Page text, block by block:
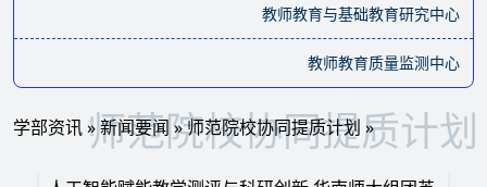
教师教育与基础教育研究中心
教师教育质量监测中心
师范院校协同提质计划
学部资讯»新闻要闻»师范院校协同提质计划 »